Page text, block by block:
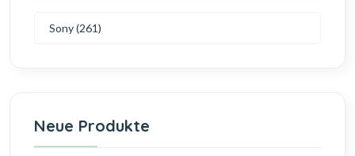
Sony (261)
Neue Produkte